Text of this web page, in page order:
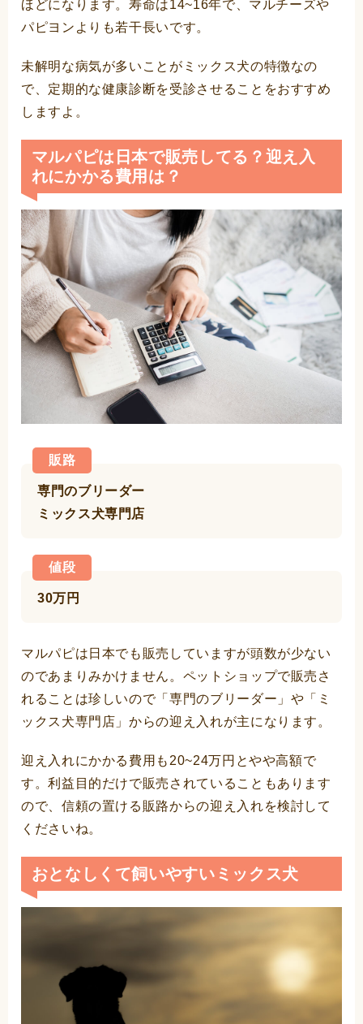
ほどになります。寿命は14~16年で、マルチーズや
パピヨンよりも若干長いです。
未解明な病気が多いことがミックス犬の特徴なの
で、定期的な健康診断を受診させることをおすすめ
しますよ。
マルパピは日本で販売してる？迎え入
れにかかる費用は？
販路
専門のブリーダー
ミックス犬専門店
値段
30万円
マルパピは日本でも販売していますが頭数が少ない
のであまりみかけません。ペットショップで販売さ
れることは珍しいので「専門のブリーダー」や「ミ
ックス犬専門店」からの迎え入れが主になります。
迎え入れにかかる費用も20~24万円とやや高額で
す。利益目的だけで販売されていることもあります
ので、信頼の置ける販路からの迎え入れを検討して
くださいね。
おとなしくて飼いやすいミックス犬